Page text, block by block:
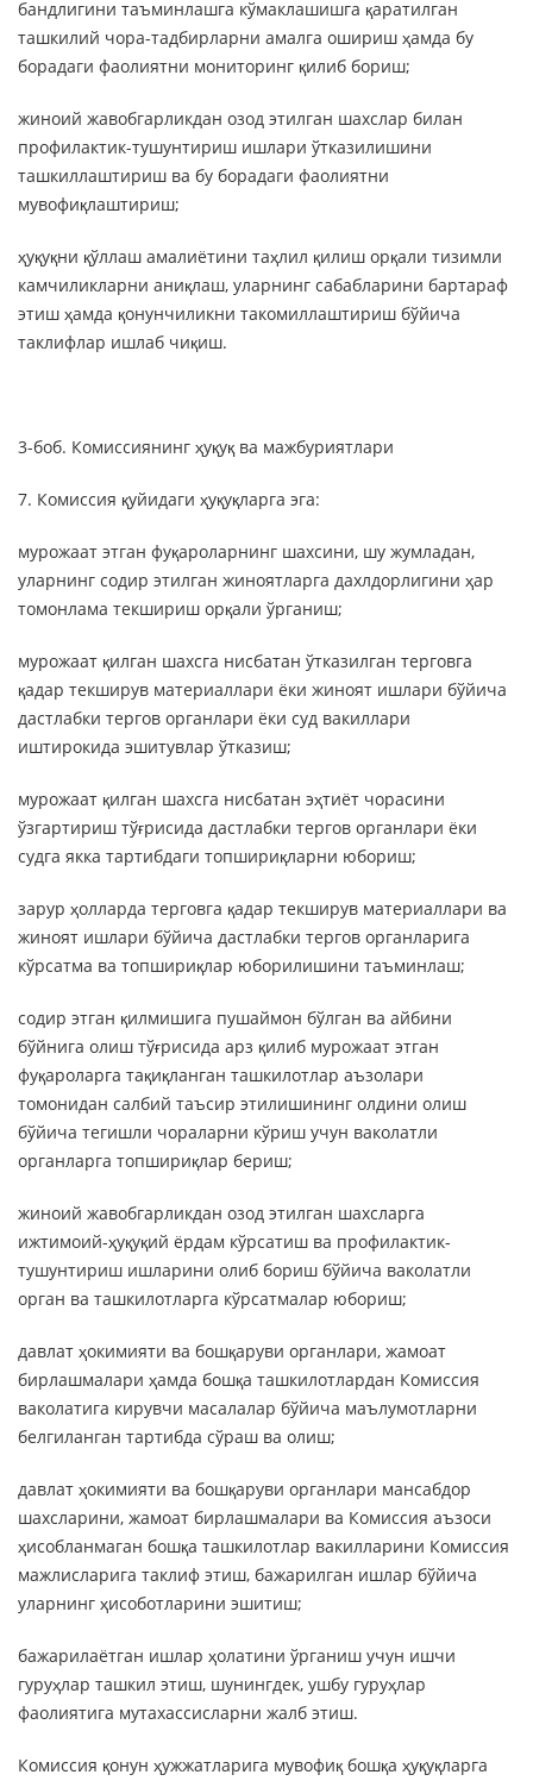
бандлигини таъминлашга кўмаклашишга қаратилган
ташкилий чора-тадбирларни амалга ошириш ҳамда бу
борадаги фаолиятни мониторинг қилиб бориш;
жиноий жавобгарликдан озод этилган шахслар билан
профилактик-тушунтириш ишлари ўтказилишини
ташкиллаштириш ва бу борадаги фаолиятни
мувофиқлаштириш;
ҳуқуқни қўллаш амалиётини таҳлил қилиш орқали тизимли
камчиликларни аниқлаш, уларнинг сабабларини бартараф
этиш ҳамда қонунчиликни такомиллаштириш бўйича
таклифлар ишлаб чиқиш.
3-боб. Комиссиянинг ҳуқуқ ва мажбуриятлари
7. Комиссия қуйидаги ҳуқуқларга эга:
мурожаат этган фуқароларнинг шахсини, шу жумладан,
уларнинг содир этилган жиноятларга дахлдорлигини ҳар
томонлама текшириш орқали ўрганиш;
мурожаат қилган шахсга нисбатан ўтказилган терговга
қадар текширув материаллари ёки жиноят ишлари бўйича
дастлабки тергов органлари ёки суд вакиллари
иштирокида эшитувлар ўтказиш;
мурожаат қилган шахсга нисбатан эҳтиёт чорасини
ўзгартириш тўғрисида дастлабки тергов органлари ёки
судга якка тартибдаги топшириқларни юбориш;
зарур ҳолларда терговга қадар текширув материаллари ва
жиноят ишлари бўйича дастлабки тергов органларига
кўрсатма ва топшириқлар юборилишини таъминлаш;
содир этган қилмишига пушаймон бўлган ва айбини
бўйнига олиш тўғрисида арз қилиб мурожаат этган
фуқароларга тақиқланган ташкилотлар аъзолари
томонидан салбий таъсир этилишининг олдини олиш
бўйича тегишли чораларни кўриш учун ваколатли
органларга топшириқлар бериш;
жиноий жавобгарликдан озод этилган шахсларга
ижтимоий-ҳуқуқий ёрдам кўрсатиш ва профилактик-
тушунтириш ишларини олиб бориш бўйича ваколатли
орган ва ташкилотларга кўрсатмалар юбориш;
давлат ҳокимияти ва бошқаруви органлари, жамоат
бирлашмалари ҳамда бошқа ташкилотлардан Комиссия
ваколатига кирувчи масалалар бўйича маълумотларни
белгиланган тартибда сўраш ва олиш;
давлат ҳокимияти ва бошқаруви органлари мансабдор
шахсларини, жамоат бирлашмалари ва Комиссия аъзоси
ҳисобланмаган бошқа ташкилотлар вакилларини Комиссия
мажлисларига таклиф этиш, бажарилган ишлар бўйича
уларнинг ҳисоботларини эшитиш;
бажарилаётган ишлар ҳолатини ўрганиш учун ишчи
гуруҳлар ташкил этиш, шунингдек, ушбу гуруҳлар
фаолиятига мутахассисларни жалб этиш.
Комиссия қонун ҳужжатларига мувофиқ бошқа ҳуқуқларга